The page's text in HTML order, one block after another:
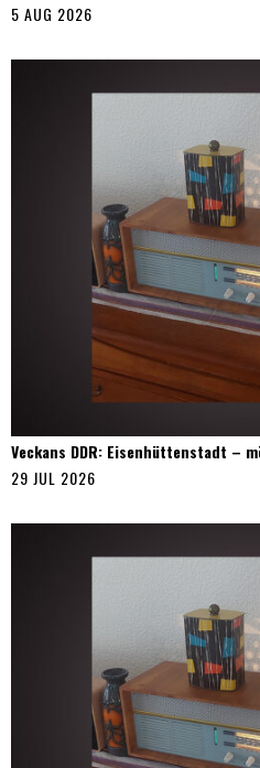
5 AUG 2026
Veckans DDR: Eisenhüttenstadt –
29 JUL 2026